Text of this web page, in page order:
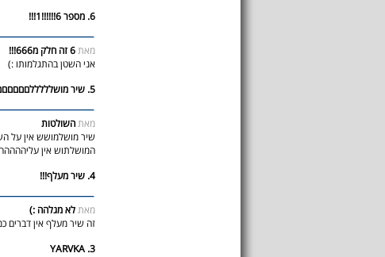
6. מספר 6!!!!!!1!!!
מאת6 זה חלק מ666!!!
אני השטן בהתגלמותו :)
5. שיר מושלללללםםםםםם
מאתהשולטות
שיר מושלמושש אין על
המושלתוש אין
4. שיר מעלף!!!
מאתלא מגלהה :)
זה שיר מעלף אין דברים
3. YARVKA